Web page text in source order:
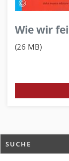
Wie wir
(26 MB)
SUCHE